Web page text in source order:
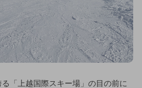
「上越国際スキー場」の目の前に